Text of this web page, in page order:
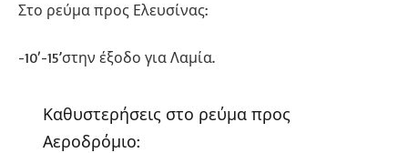
Στο ρεύμα προς Ελευσίνας:
-10′-15’στην έξοδο για Λαμία.
Καθυστερήσεις στο ρεύμα προς
Αεροδρόμιο: